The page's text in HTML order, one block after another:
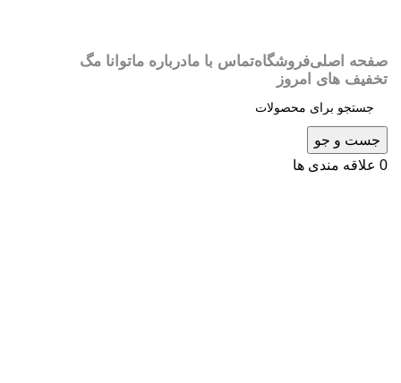
صفحه اصلیفروشگاهتماس با مادرباره ماتوانا مگ
تخفیف های امروز
جست و جو
0 علاقه مندی ها